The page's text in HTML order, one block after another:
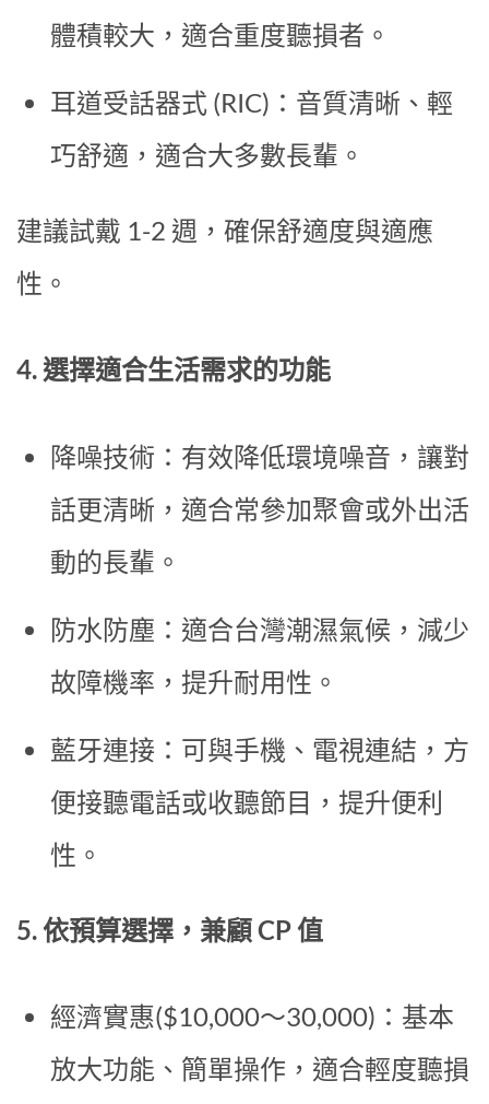
體積較大，適合重度聽損者。
耳道受話器式 (RIC)：音質清晰、輕
巧舒適，適合大多數長輩。
建議試戴 1-2 週，確保舒適度與適應
性。
4. 選擇適合生活需求的功能
降噪技術：有效降低環境噪音，讓對
話更清晰，適合常參加聚會或外出活
動的長輩。
防水防塵：適合台灣潮濕氣候，減少
故障機率，提升耐用性。
藍牙連接：可與手機、電視連結，方
便接聽電話或收聽節目，提升便利
性。
5. 依預算選擇，兼顧 CP 值
經濟實惠($10,000～30,000)：基本
放大功能、簡單操作，適合輕度聽損